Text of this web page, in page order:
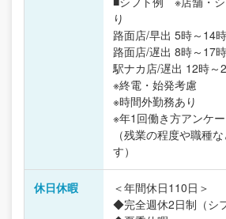
り
路面店/早出 5時～14時
路面店/遅出 8時～17時
駅ナカ店/遅出 12時～
※終電・始発考慮
※時間外勤務あり
※年1回働き方アンケ
（残業の程度や職種
す）
休日休暇
＜年間休日110日＞
◆完全週休2日制（シ